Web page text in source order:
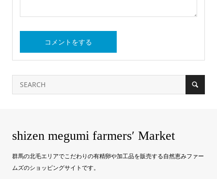
shizen megumi farmers′ Market
群馬の北毛エリアでこだわりの有精卵や加工品を販売する自然恵みファー
ムズのショッピングサイトです。